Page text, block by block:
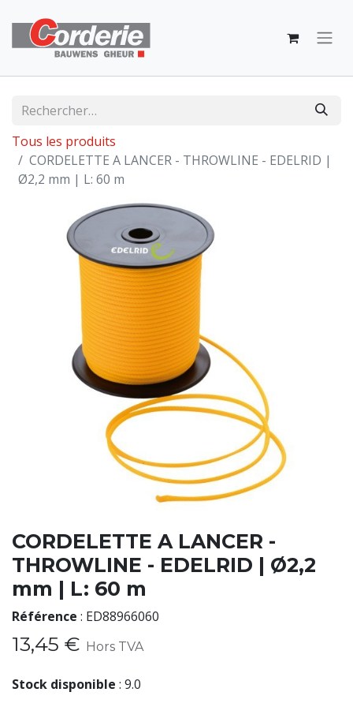
Tous les produits
CORDELETTE A LANCER - THROWLINE - EDELRID |
Ø2,2 mm | L: 60 m
CORDELETTE A LANCER -
THROWLINE - EDELRID | Ø2,2
mm | L: 60 m
Référence : ED88966060
13,45 € Hors TVA
Stock disponible : 9.0